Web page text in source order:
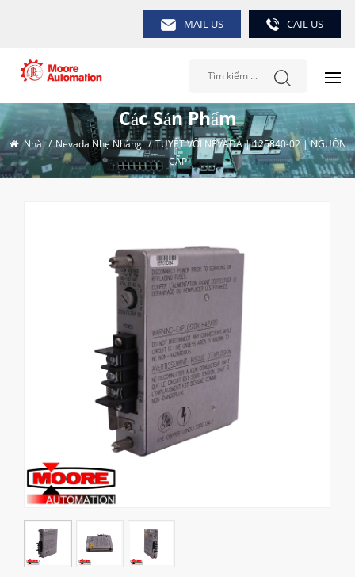
MAIL US CAIL US
Các Sản Phẩm
Nhà / Nevada Nhẹ Nhàng / TUYỆT VỜI NEVADA | 125840-02 | NGUỒN
CẤP